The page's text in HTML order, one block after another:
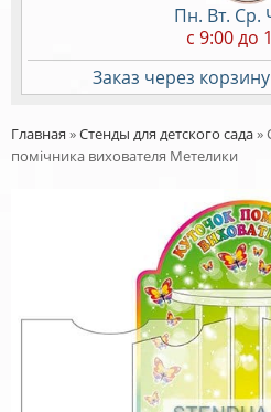
Пн. Вт. Ср.
c 9:00 до
Заказ через корзину
Главная »Стенды для детского сада»
помічника вихователя Метелики